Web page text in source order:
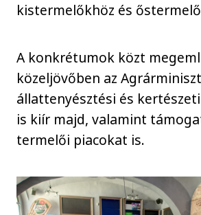
kistermelőkhöz és
A konkrétumok közt
közeljövőben az
állattenyésztési és
is kiír majd, valamint
termelői piacokat is.